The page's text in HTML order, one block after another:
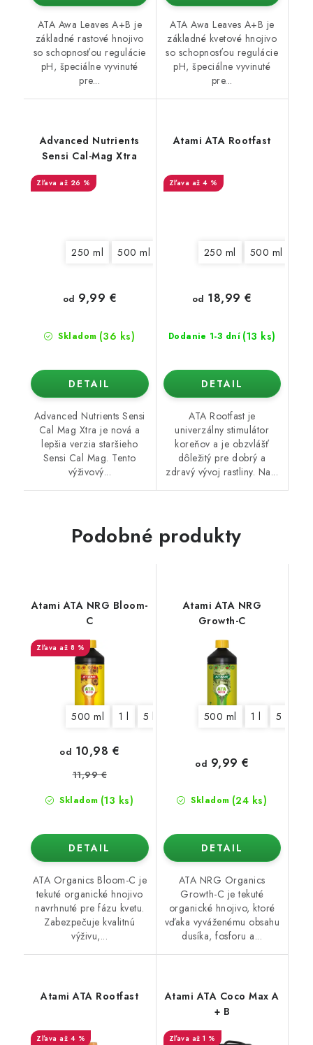
ATA Awa Leaves A+B je
základné rastové hnojivo
so schopnosťou regulácie
pH, špeciálne vyvinuté
pre...
ATA Awa Leaves A+B je
základné kvetové hnojivo
so schopnosťou regulácie
pH, špeciálne vyvinuté
pre...
Advanced Nutrients
Sensi Cal-Mag Xtra
až 26 %
250 ml 500 ml 10 l 20 l
Skladom (36 ks)
od 9,99 €
DETAIL
Advanced Nutrients Sensi
Cal Mag Xtra je nová a
lepšia verzia staršieho
Sensi Cal Mag. Tento
výživový...
Atami ATA Rootfast
až 4 %
250 ml 500 ml
Dodanie 1-3 dní (13 ks)
od 18,99 €
DETAIL
ATA Rootfast je
univerzálny stimulátor
koreňov a je obzvlášť
dôležitý pre dobrý a
zdravý vývoj rastliny. Na...
Podobné produkty
Atami ATA NRG Bloom-
C
až 8 %
500 ml 1 l 5 l
Skladom (13 ks)
od 10,98 €
11,99 €
DETAIL
ATA Organics Bloom-C je
tekuté organické hnojivo
navrhnuté pre fázu kvetu.
Zabezpečuje kvalitnú
výživu,...
Atami ATA NRG
Growth-C
500 ml 1 l 5 l
Skladom (24 ks)
od 9,99 €
DETAIL
ATA NRG Organics
Growth-C je tekuté
organické hnojivo, ktoré
vďaka vyváženému obsahu
dusíka, fosforu a...
Atami ATA Rootfast
až 4 %
Atami ATA Coco Max A
+ B
až 1 %